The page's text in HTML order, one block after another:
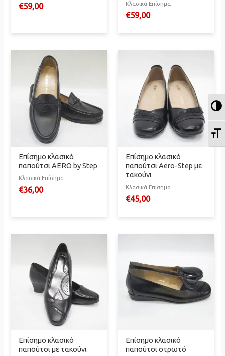
€59,00 Κλασικά Επίσημα
€59,00
Επίσημο κλασικό
παπούτσι AERO by Step
Κλασικά Επίσημα
€36,00
Επίσημο κλασικό
παπούτσι Aero-Step με
τακούνι
Κλασικά Επίσημα
€45,00
Επίσημο κλασικό
παπούτσι με τακούνι
Επίσημο κλασικό
παπούτσι στρωτό